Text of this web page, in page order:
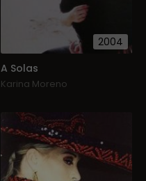
2004
A Solas
Karina Moreno